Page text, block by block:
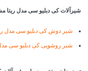
شیرآلات کی دبلیو سی مدل
شیر دوش کی دبلیو سی مدل
شیر روشویی کی دبلیو سی